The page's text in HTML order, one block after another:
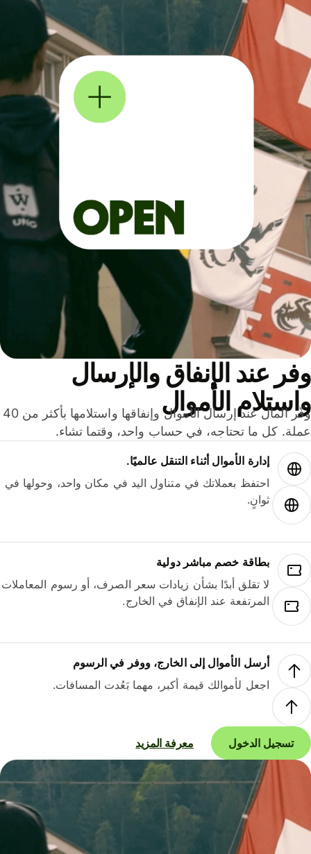
عند الإنفاق والإرسال
الأموال
وفّر المال عند إرسال الأموال وإنفاقها واستلامها بأكثر من 40
كل ما تحتاجه، في حساب واحد، وقتما تشاء.
إدارة الأموال أثناء التنقل عالميًا.
احتفظ بعملاتك في متناول اليد في مكان واحد، وحولها في
ثوانٍ.
بطاقة خصم مباشر دولية
لا تقلق أبدًا بشأن زيادات سعر الصرف، أو رسوم المعاملات
المرتفعة عند الإنفاق في الخارج.
أرسل الأموال إلى الخارج، ووفر في الرسوم
اجعل لأموالك قيمة أكبر، مهما بَعُدت المسافات.
تسجيل الدخول معرفة المزيد